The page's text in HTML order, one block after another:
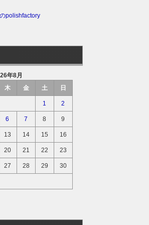
polishfactory
年8月
木 金 土 日
1 2
6 7 8 9
13 14 15 16
20 21 22 23
27 28 29 30